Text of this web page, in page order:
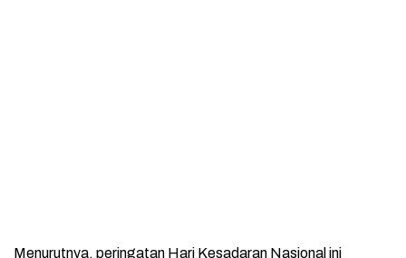
Menurutnya, peringatan Hari Kesadaran Nasional ini